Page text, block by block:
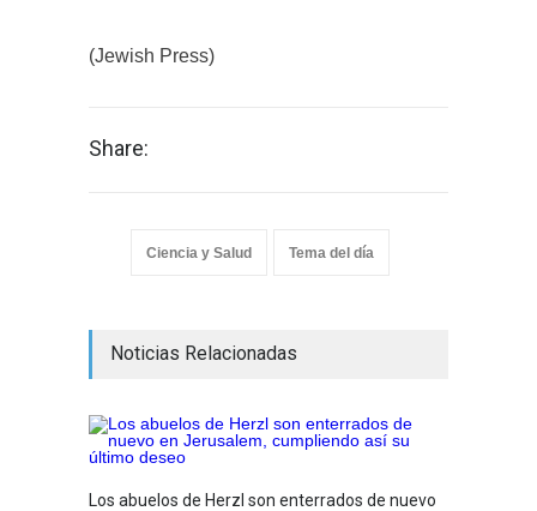
(Jewish Press)
Share:
Ciencia y Salud Tema del día
Noticias Relacionadas
Los abuelos de Herzl son enterrados de nuevo